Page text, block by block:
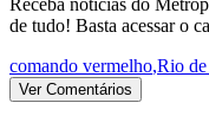
de tudo! Basta acessar o
comando vermelho,Rio
Ver Comentários